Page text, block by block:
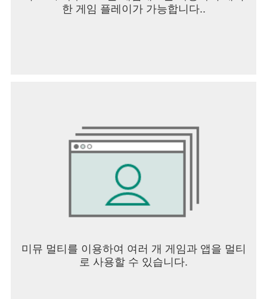
한 게임 플레이가 가능합니다..
미뮤 멀티를 이용하여 여러 개 게임과 앱을 멀티
로 사용할 수 있습니다.